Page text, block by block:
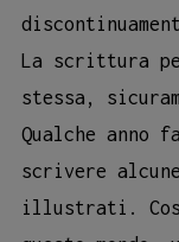
La scrittura
stessa,
Qualche anno
scrivere
illustrati. Così